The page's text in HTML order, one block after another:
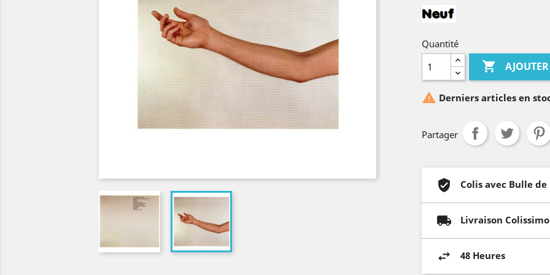
Quantité

 Derniers articles en
Partager
Colis avec Bulle
Livraison Colissimo
48 Heures